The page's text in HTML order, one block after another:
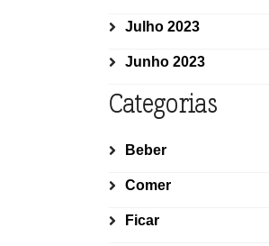
Julho 2023
Junho 2023
Categorias
Beber
Comer
Ficar